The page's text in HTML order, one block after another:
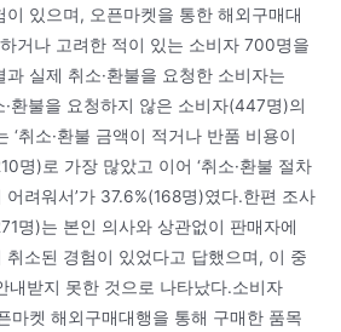
있으며, 오픈마켓을 통한 해외구매대
거나 고려한 적이 있는 소비자 700명을
실제 취소·환불을 요청한 소비자는
환불을 요청하지 않은 소비자(447명)의
‘취소·환불 금액이 적거나 반품 비용이
명)로 가장 많았고 이어 ‘취소·환불 절차
려워서’가 37.6%(168명)였다.한편 조사
명)는 본인 의사와 상관없이 판매자에
취소된 경험이 있었다고 답했으며, 이 중
내받지 못한 것으로 나타났다.소비자
마켓 해외구매대행을 통해 구매한 품목